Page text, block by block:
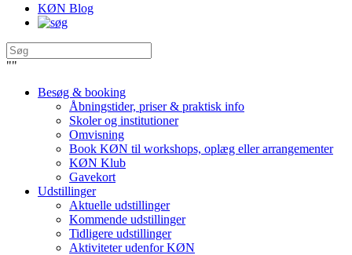
KØN Blog
""
Besøg & booking
Åbningstider, priser & praktisk info
Skoler og institutioner
Omvisning
Book KØN til workshops, oplæg eller arrangementer
KØN Klub
Gavekort
Udstillinger
Aktuelle udstillinger
Kommende udstillinger
Tidligere udstillinger
Aktiviteter udenfor KØN